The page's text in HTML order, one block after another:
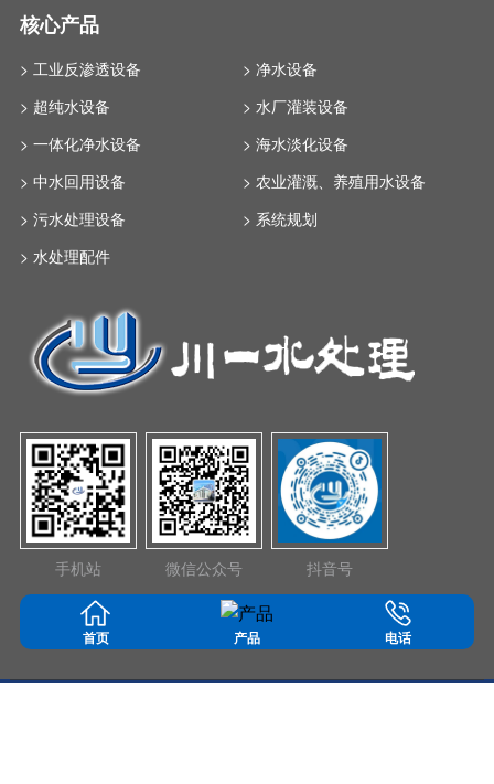
核心产品
> 工业反渗透设备
> 净水设备
> 超纯水设备
> 水厂灌装设备
> 一体化净水设备
> 海水淡化设备
> 中水回用设备
> 农业灌溉、养殖用水设备
> 污水处理设备
> 系统规划
> 水处理配件
手机站 微信公众号
抖音号
Chuanyishuichuli
首页 产品 电话